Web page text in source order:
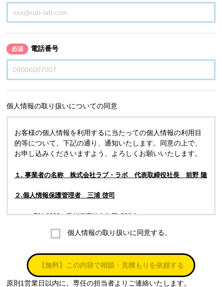
必須 電話番号
個人情報の取り扱いについての同意
お客様の個人情報を利用するに当たっての個人情報の利用目
的等について、下記の通り、通知いたします。同意の上で、
お申し込みくださいますよう、よろしくお願いいたします。
１. 事業者の名称 株式会社ラブ・ラボ 代表取締役社長 前野 隆
２.個人情報保護管理者 三浦 啓司
〒761-0323 香川県高松市亀田町90-1
株式会社ラブ・ラボ
電話：087-847-2000
電子メール：info@rub-lab.com
個人情報の取り扱いに同意する。
【無料】この内容で相談・見積もりを依頼する
原則1営業日以内に、専任の担当者よりご連絡いたします。